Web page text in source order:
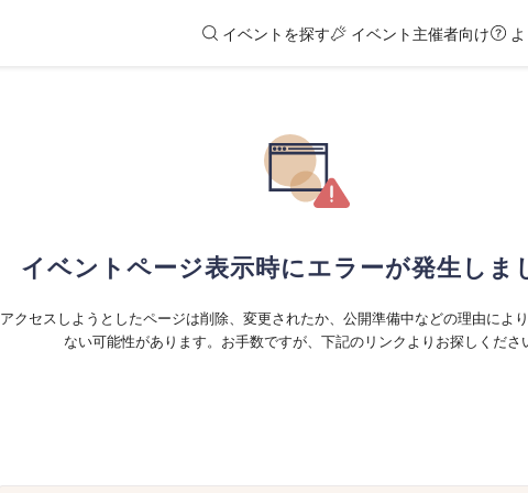
イベントを探す イベント主催者向け
イベントページ表示時にエラーが発生しま
アクセスしようとしたページは削除、変更されたか、公開準備中などの理由によ
ない可能性があります。お手数ですが、下記のリンクよりお探しくださ